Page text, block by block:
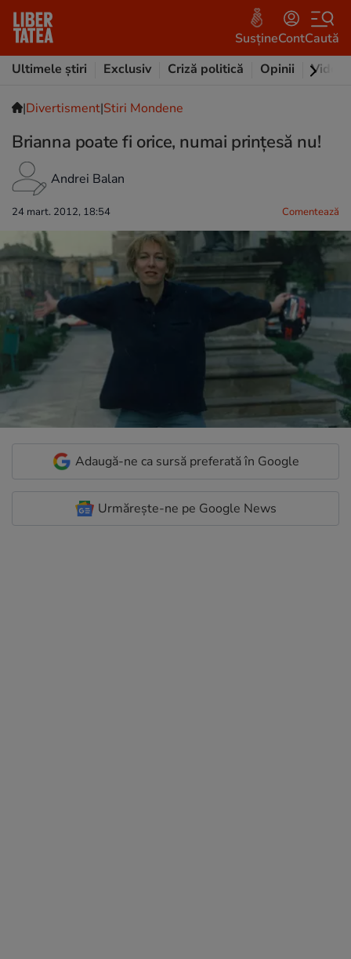
SusțineContCaută
Ultimele știri
Exclusiv Criză politică Opinii Video
|Divertisment|Stiri Mondene
Brianna poate fi orice, numai prinţesă nu!
Andrei Balan
24 mart. 2012, 18:54 Comentează
Adaugă-ne ca sursă preferată în Google
Urmărește-ne pe Google News